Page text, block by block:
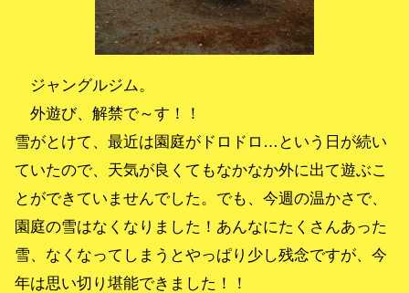
ジャングルジム。
外遊び、解禁で～す！！
雪がとけて、最近は園庭がドロドロ…という日が続い
ていたので、天気が良くてもなかなか外に出て遊ぶこ
とができていませんでした。でも、今週の温かさで、
園庭の雪はなくなりました！あんなにたくさんあった
雪、なくなってしまうとやっぱり少し残念ですが、今
年は思い切り堪能できました！！